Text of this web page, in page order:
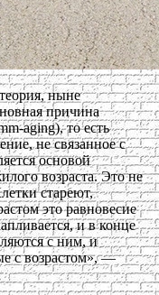
ныне
причина
aging), то есть
не связанное с
основой
возраста. Это не
стареют,
это равновесие
и в конце
с ним, и
с возрастом», —